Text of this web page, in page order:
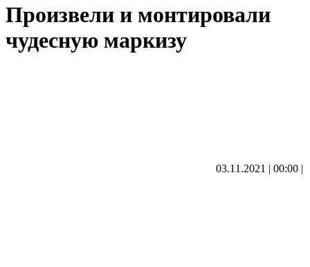
Произвели и монтировали
чудесную маркизу
03.11.2021 | 00:00 |